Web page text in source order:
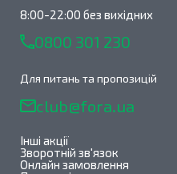
8:00-22:00 без вихідних
0800 301 230
Для питань та пропозицій
club@fora.ua
Інші акції
Зворотній зв'язок
Онлайн замовлення